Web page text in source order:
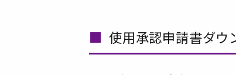
使用承認申請書ダウ